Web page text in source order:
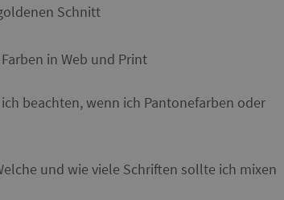
Schnitt
Farben in Web und Print
beachten, wenn ich Pantonefarben oder
und wie viele Schriften sollte ich mixen